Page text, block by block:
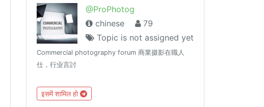
@ProPhotog
chinese
79
Topic is not assigned yet
Commercial photography forum 商業摄影在職人
仕，行业言討
इसमें शामिल हो